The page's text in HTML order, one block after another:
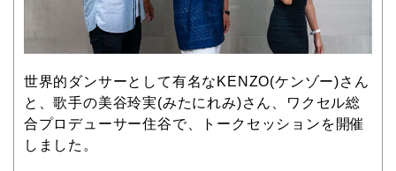
世界的ダンサーとして有名なKENZO(ケンゾー)さん
と、歌手の美谷玲実(みたにれみ)さん、ワクセル総
合プロデューサー住谷で、トークセッションを開催
しました。